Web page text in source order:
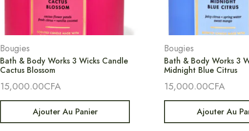
Bougies
Bath & Body Works 3 Wicks Candle
Cactus Blossom
15,000.00CFA
Ajouter Au Panier
Bougies
Bath & Body Works 3
Midnight Blue Citrus
15,000.00CFA
Ajouter Au